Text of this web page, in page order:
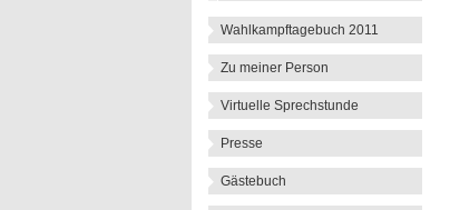
Wahlkampftagebuch 2011
Zu meiner Person
Virtuelle Sprechstunde
Presse
Gästebuch